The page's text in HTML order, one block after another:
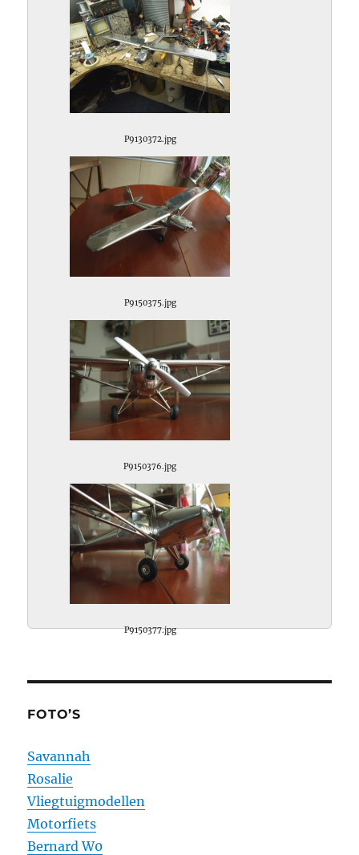
P9130372.jpg
P9150375.jpg
P9150376.jpg
P9150377.jpg
FOTO’S
Savannah
Rosalie
Vliegtuigmodellen
Motorfiets
Bernard W0